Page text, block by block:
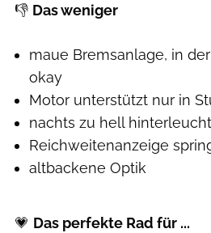
👎 Das weniger
maue Bremsanlage, in
okay
Motor unterstützt nur in
nachts zu hell
Reichweitenanzeige
altbackene Optik
💗 Das perfekte Rad für ...